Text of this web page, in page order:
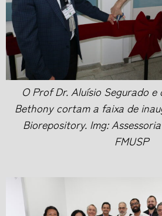
O Prof Dr. Aluísio Segurado
Bethony cortam a faixa de
Biorepository. Img:
FMUSP